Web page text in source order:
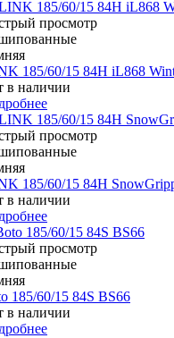
просмотр
185/60/15 84H iL868
в наличии
просмотр
185/60/15 84H
в наличии
просмотр
185/60/15 84S BS66
в наличии